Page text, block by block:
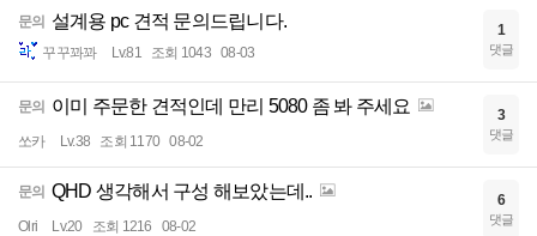
문의 설계용 pc 견적 문의드립니다.
꾸꾸꽈꽈 Lv.81 조회 1043 08-03
1
댓글
문의 이미 주문한 견적인데 만리 5080 좀 봐 주세요
쏘카 Lv.38 조회 1170 08-02
3
댓글
문의 QHD 생각해서 구성 해보았는데..
Olri Lv.20 조회 1216 08-02
6
댓글